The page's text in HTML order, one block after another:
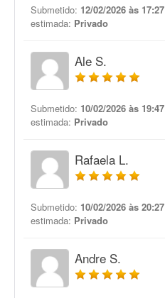
Submetido: 12/02/2026 às 17:27
estimada: Privado
Ale S.
Submetido: 10/02/2026 às 19:47
estimada: Privado
Rafaela L.
Submetido: 10/02/2026 às 20:27
estimada: Privado
Andre S.